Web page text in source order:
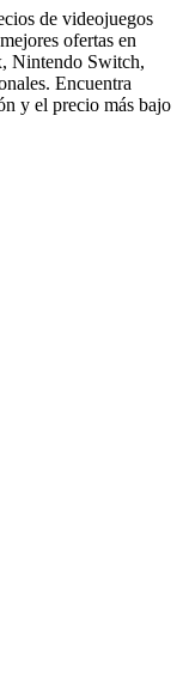
de videojuegos
ofertas en
Nintendo Switch,
Encuentra
y el precio más bajo